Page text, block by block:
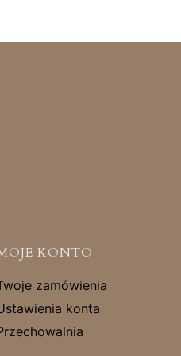
KONTO
zamówienia
konta